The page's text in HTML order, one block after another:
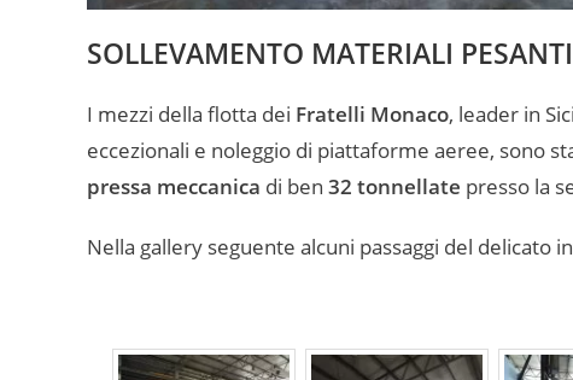
SOLLEVAMENTO MATERIALI PESANTI
I mezzi della flotta dei Fratelli Monaco, leader in
eccezionali e noleggio di piattaforme aeree, sono
pressa meccanica di ben 32 tonnellate presso la
Nella gallery seguente alcuni passaggi del